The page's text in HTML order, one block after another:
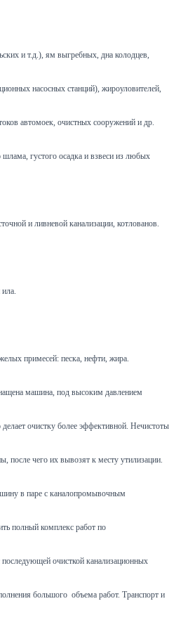
и т.д.), ям выгребных, дна колодцев,
насосных станций), жироуловителей,
автомоек, очистных сооружений и др.
густого осадка и взвеси из любых
и ливневой канализации, котлованов.
примесей: песка, нефти, жира.
машина, под высоким давлением
очистку более эффективной. Нечистоты
после чего их вывозят к месту утилизации.
в паре с каналопромывочным
полный комплекс работ по
очисткой канализационных
большого объема работ. Транспорт и